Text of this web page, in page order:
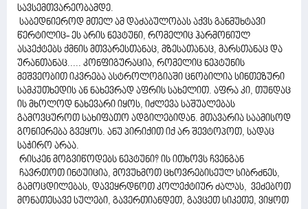
სავსემთვარეობამდე.
საბედნიეროდ მთელ ამ დაძაბულობას აქვს განმუხტავი
წერტილიც- ეს არის ნეპტუნი, რომელიც ჰარმონიულ
ასპექტებს ქმნის მთვარესთანაც, მზესათანაც, მარსთანაც და
ურანთანაც..... კონფიგურაცია, რომელიც ნეპტუნის
მეშვეობით იკვრება ასტროლოგიაში ცნობილია სინთეზური
სამკუთხედის ან ნახევრად აფრის სახელით. აფრა კი, თუნდაც
ის მხოლოდ ნახევარი იყოს, იძლევა საშუალებას
გამოვცუროთ სახიფათო ადგილებიდან. მთავარია საამისოდ
გონიერება გვეყოს. ანუ პირიქით იქ არ შევტოპოთ, სადაც
საჭირო არაა.
რისკენ მოგვიწოდებს ნეპტუნი? ის ითხოვს ჩვენგან
ჩავრთოთ ინტუიცია, მოვუხმოთ ცხოვრებისეულ სიბრძნეს,
გამოცდილებას, დავეყრდნოთ კოლექტიურ ძალას, ვეძებოთ
მონათესავე სულები, გავერთიანდეთ, გავცეთ სიკეთე, ვიყოთ